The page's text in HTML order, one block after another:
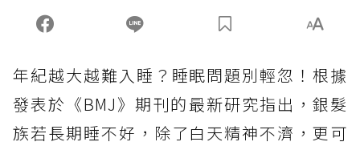
年紀越大越難入睡？睡眠問題別輕忽！根據
發表於《BMJ》期刊的最新研究指出，銀髮
族若長期睡不好，除了白天精神不濟，更可